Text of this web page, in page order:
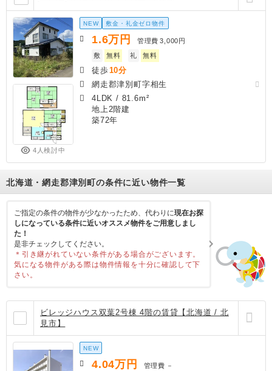
4人検討中
NEW 敷金・礼金ゼロ物件
1.6万円 管理費 3,000円
敷
無料 礼 無料
徒歩10分
網走郡津別町字相生
4LDK / 81.6m²
地上2階建
築72年
北海道・網走郡津別町の条件に近い物件一覧
ご指定の条件の物件が少なかったため、代わりに現在お探
しになっている条件に近いオススメ物件をご用意しまし
た！
是非チェックしてください。
＊引き継がれていない条件がある場合がございます。
気になる物件がある際は物件情報を十分に確認して下
さい。
ビレッジハウス双葉2号棟 4階の賃貸【北海道 / 北
見市】
NEW
4.04万円 管理費 －